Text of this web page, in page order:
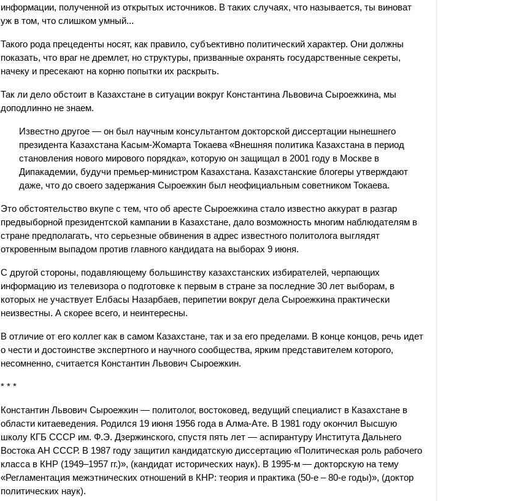
информации, полученной из открытых источников. В таких случаях, что называется, ты виноват
уж в том, что слишком умный...
Такого рода прецеденты носят, как правило, субъективно политический характер. Они должны
показать, что враг не дремлет, но структуры, призванные охранять государственные секреты,
начеку и пресекают на корню попытки их раскрыть.
Так ли дело обстоит в Казахстане в ситуации вокруг Константина Львовича Сыроежкина, мы
доподлинно не знаем.
Известно другое — он был научным консультантом докторской диссертации нынешнего
президента Казахстана Касым-Жомарта Токаева «Внешняя политика Казахстана в период
становления нового мирового порядка», которую он защищал в 2001 году в Москве в
Дипакадемии, будучи премьер-министром Казахстана. Казахстанские блогеры утверждают
даже, что до своего задержания Сыроежкин был неофициальным советником Токаева.
Это обстоятельство вкупе с тем, что об аресте Сыроежкина стало известно аккурат в разгар
предвыборной президентской кампании в Казахстане, дало возможность многим наблюдателям в
стране предполагать, что серьезные обвинения в адрес известного политолога выглядят
откровенным выпадом против главного кандидата на выборах 9 июня.
С другой стороны, подавляющему большинству казахстанских избирателей, черпающих
информацию из телевизора о подготовке к первым в стране за последние 30 лет выборам, в
которых не участвует Елбасы Назарбаев, перипетии вокруг дела Сыроежкина практически
неизвестны. А скорее всего, и неинтересны.
В отличие от его коллег как в самом Казахстане, так и за его пределами. В конце концов, речь идет
о чести и достоинстве экспертного и научного сообщества, ярким представителем которого,
несомненно, считается Константин Львович Сыроежкин.
* * *
Константин Львович Сыроежкин — политолог, востоковед, ведущий специалист в Казахстане в
области китаеведения. Родился 19 июня 1956 года в Алма-Ате. В 1981 году окончил Высшую
школу КГБ СССР им. Ф.Э. Дзержинского, спустя пять лет — аспирантуру Института Дальнего
Востока АН СССР. В 1987 году защитил кандидатскую диссертацию «Политическая роль рабочего
класса в КНР (1949–1957 гг.)», (кандидат исторических наук). В 1995-м — докторскую на тему
«Регламентация межэтнических отношений в КНР: теория и практика (50-е – 80-е годы)», (доктор
политических наук).